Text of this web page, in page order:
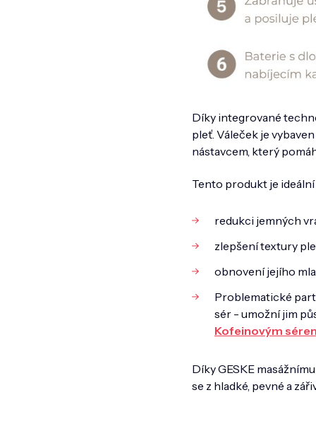
Díky integrované
pleť. Váleček je
nástavcem, který
Tento produkt je
redukci jemných
zlepšení textury
obnovení jejího
Problematické
sér - umožní jim
Kofeinovým
Díky GESKE
se z hladké, pevné a